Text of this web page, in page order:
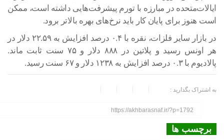
ایالات‌متحده در مبارزه با تورم پیشرفت‌هایی داشته است، ممکن
است هنوز برای پایان کار باید نرخ‌های بهره بالاتر برود.
در بازار سایر فلزات، نقره با ۰.۴ درصد افزایش به ۲۲.۵۹ دلار در
هر اونس رسید و پلاتین در ۸۸۸ دلار و ۷۵ سنت ثابت ماند.
پالادیوم با ۰.۳ درصد افزایش به ۱۲۳۸ دلار و ۶۷ سنت رسید.
به اشتراک بگذارید :
https://akhbarasnaf.ir/?p=1792
برچسب ها